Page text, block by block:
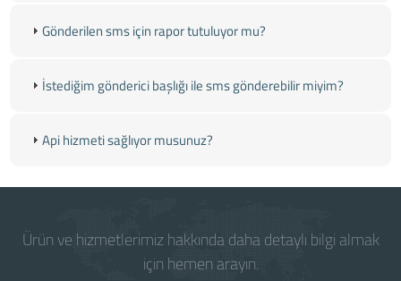
Gönderilen sms için rapor tutuluyor mu?
İstediğim gönderici başlığı ile sms gönderebilir miyim?
Api hizmeti sağlıyor musunuz?
Ürün ve hizmetlerimiz hakkında daha detaylı bilgi almak
için hemen arayın.